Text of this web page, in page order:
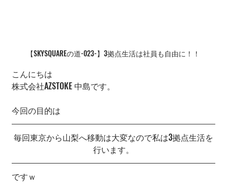
【SKYSQUAREの道-023-】3拠点生活は社員も自由に！！
こんにちは
株式会社AZSTOKE 中島です。
今回の目的は
毎回東京から山梨へ移動は大変なので私は3拠点生活を
行います。
ですｗ